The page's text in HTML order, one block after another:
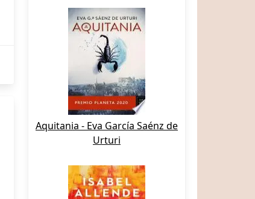
Aquitania - Eva García Saénz de
Urturi